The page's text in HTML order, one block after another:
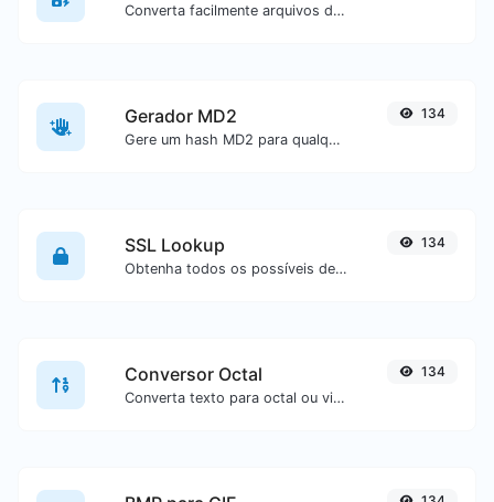
Converta facilmente arquivos de imagem ICO para JPG.
Gerador MD2
Gere um hash MD2 para qualquer entrada de texto.
134
SSL Lookup
Obtenha todos os possíveis detalhes sobre um certificado SSL.
134
Conversor Octal
Converta texto para octal ou vice-versa para qualquer entrada de texto.
134